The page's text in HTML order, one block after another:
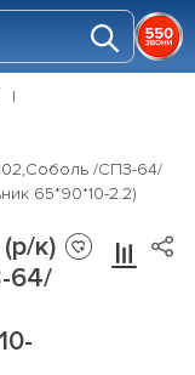
/СПЗ-64/
65*90*10-2.2)
к)
64/